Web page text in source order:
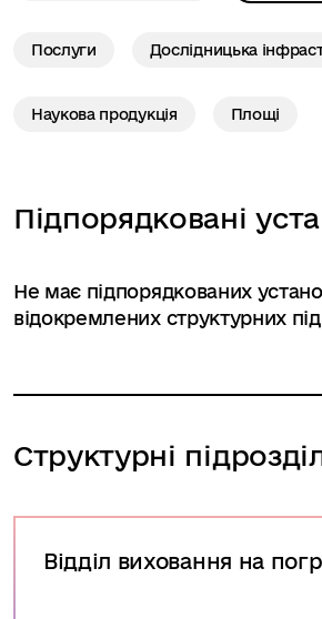
Послуги Дослідницька
Наукова продукція Площі
Підпорядковані
Не має підпорядкованих
відокремлених структурних
Структурні
Відділ виховання на